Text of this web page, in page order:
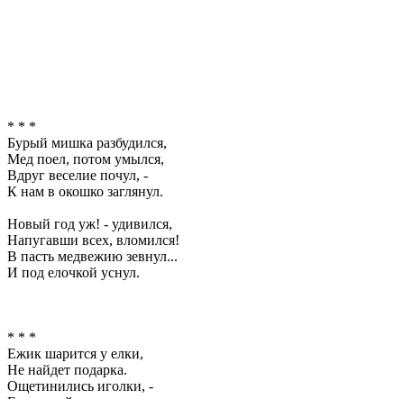
* * *
Бурый мишка разбудился,
Мед поел, потом умылся,
Вдруг веселие почул, -
К нам в окошко заглянул.
Новый год уж! - удивился,
Напугавши всех, вломился!
В пасть медвежию зевнул...
И под елочкой уснул.
* * *
Ежик шарится у елки,
Не найдет подарка.
Ощетинились иголки, -